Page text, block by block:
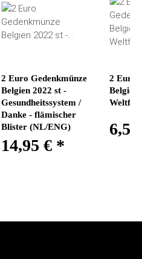
2 Euro Gedenkmünze
Belgien 2022 st -
Gesundheitssystem /
Danke - flämischer
Blister (NL/ENG)
14,95 € *
2 Euro
Belgien